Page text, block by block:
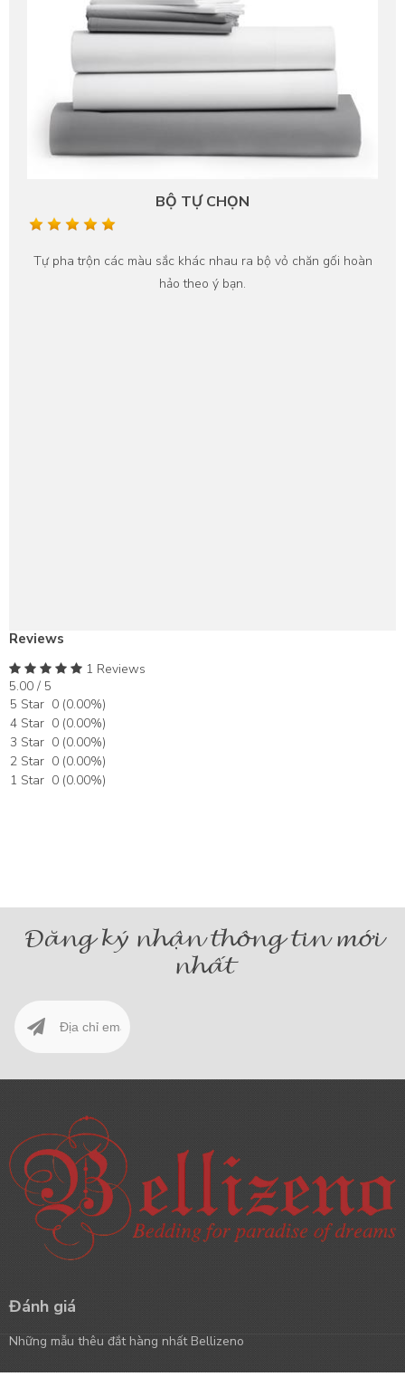
BỘ TỰ CHỌN
Tự pha trộn các màu sắc khác nhau ra bộ vỏ chăn gối hoàn
hảo theo ý bạn.
Reviews
1 Reviews
5.00 / 5
5 Star 0 (0.00%)
4 Star 0 (0.00%)
3 Star 0 (0.00%)
2 Star 0 (0.00%)
1 Star 0 (0.00%)
Đăng ký nhận thông tin mới
nhất
Đánh giá
Những mẫu thêu đắt hàng nhất Bellizeno